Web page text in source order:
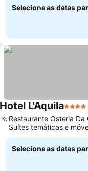
Selecione as datas
Hotel L'Aquila4
Restaurante Osteria Da
Suítes temáticas e
design
Selecione as datas